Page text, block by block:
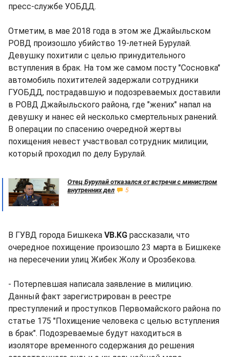
пресс-службе УОБДД.
Отметим, в мае 2018 года в этом же Джайыльском
РОВД произошло убийство 19-летней Бурулай.
Девушку похитили с целью принудительного
вступления в брак. На том же самом посту "Сосновка"
автомобиль похитителей задержали сотрудники
ГУОБДД, пострадавшую и подозреваемых доставили
в РОВД Джайыльского района, где "жених" напал на
девушку и нанес ей несколько смертельных ранений.
В операции по спасению очередной жертвы
похищения невест участвовал сотрудник милиции,
который проходил по делу Бурулай.
Отец Бурулай отказался от встречи с министром
внутренних дел
5
В ГУВД города Бишкека VB.KG рассказали, что
очередное похищение произошло 23 марта в Бишкеке
на пересечении улиц Жибек Жолу и Орозбекова.
- Потерпевшая написала заявление в милицию.
Данный факт зарегистрирован в реестре
преступлений и проступков Первомайского района по
статье 175 "Похищение человека с целью вступления
в брак". Подозреваемые будут находиться в
изоляторе временного содержания до решения